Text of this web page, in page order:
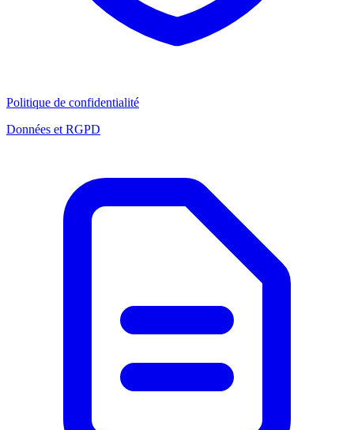
Politique de confidentialité
Données et RGPD